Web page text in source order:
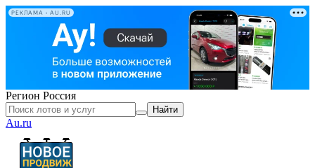
РЕКЛАМА • AU.RU
Регион Россия
Найти
Au.ru